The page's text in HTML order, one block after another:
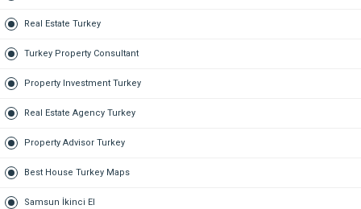
Real Estate Turkey
Turkey Property Consultant
Property Investment Turkey
Real Estate Agency Turkey
Property Advisor Turkey
Best House Turkey Maps
Samsun İkinci El